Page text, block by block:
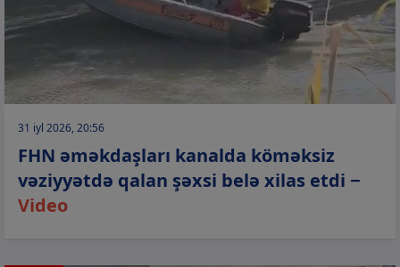
31 iyl 2026, 20:56
FHN əməkdaşları kanalda köməksiz
vəziyyətdə qalan şəxsi belə xilas etdi −
Video